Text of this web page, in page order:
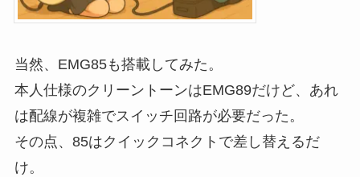
当然、EMG85も搭載してみた。
本人仕様のクリーントーンはEMG89だけど、あれ
は配線が複雑でスイッチ回路が必要だった。
その点、85はクイックコネクトで差し替えるだ
け。